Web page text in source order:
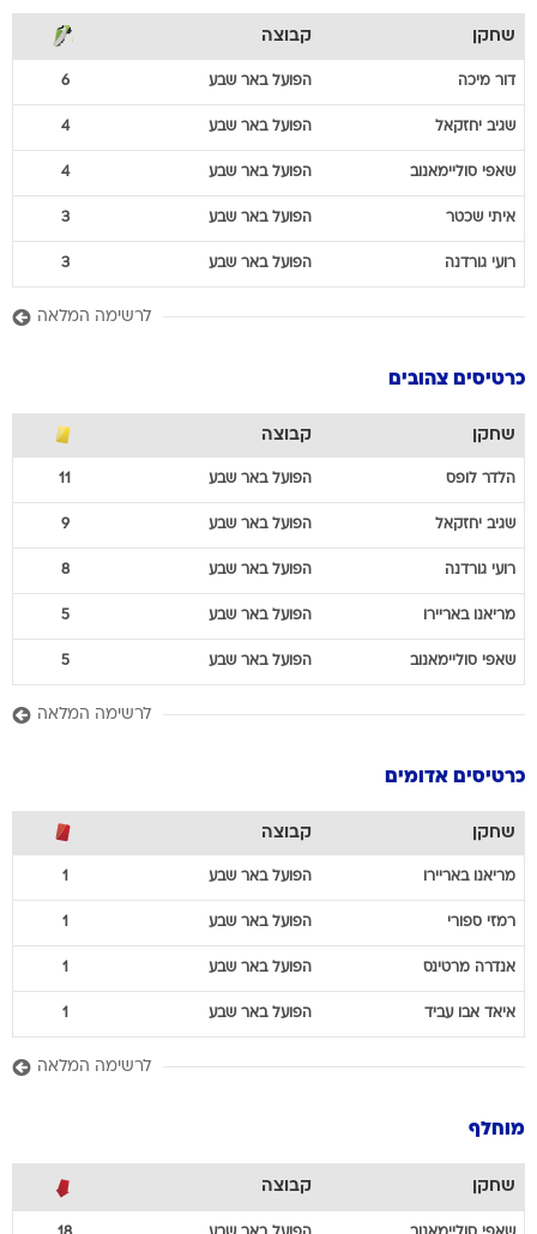
שחקן קבוצה
דור מיכה הפועל באר שבע 6
שגיב יחזקאל הפועל באר שבע 4
שאפי סוליימאנוב הפועל באר שבע 4
איתי שכטר הפועל באר שבע 3
רועי גורדנה הפועל באר שבע 3
לרשימה המלאה
כרטיסים צהובים
שחקן קבוצה
הלדר לופס הפועל באר שבע 11
שגיב יחזקאל הפועל באר שבע 9
רועי גורדנה הפועל באר שבע 8
מריאנו באריירו הפועל באר שבע 5
שאפי סוליימאנוב הפועל באר שבע 5
לרשימה המלאה
כרטיסים אדומים
שחקן קבוצה
מריאנו באריירו הפועל באר שבע 1
רמזי ספורי הפועל באר שבע 1
אנדרה מרטינס הפועל באר שבע 1
איאד אבו עביד הפועל באר שבע 1
לרשימה המלאה
מוחלף
שחקן קבוצה